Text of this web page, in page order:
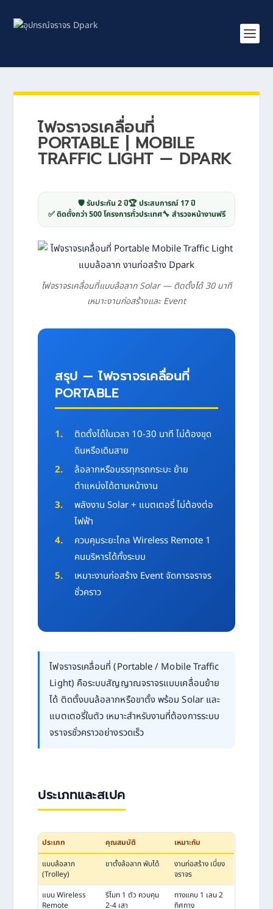
ไฟจราจรเคลื่อนที่
PORTABLE | MOBILE
TRAFFIC LIGHT — DPARK
🛡️ รับประกัน 2 ปี🏆 ประสบการณ์ 17 ปี
✅ ติดตั้งกว่า 500 โครงการทั่วประเทศ🔧 สำรวจหน้างานฟรี
ไฟจราจรเคลื่อนที่แบบล้อลาก Solar — ติดตั้งได้ 30 นาที
เหมาะงานก่อสร้างและ Event
สรุป — ไฟจราจรเคลื่อนที่
PORTABLE
ติดตั้งได้ในเวลา 10-30 นาที ไม่ต้องขุด
ดินหรือเดินสาย
ล้อลากหรือบรรทุกรถกระบะ ย้าย
ตำแหน่งได้ตามหน้างาน
พลังงาน Solar + แบตเตอรี่ ไม่ต้องต่อ
ไฟฟ้า
ควบคุมระยะไกล Wireless Remote 1
คนบริหารได้ทั้งระบบ
เหมาะงานก่อสร้าง Event จัดการจราจร
ชั่วคราว
ไฟจราจรเคลื่อนที่ (Portable / Mobile Traffic
Light) คือระบบสัญญาณจราจรแบบเคลื่อนย้าย
ได้ ติดตั้งบนล้อลากหรือขาตั้ง พร้อม Solar และ
แบตเตอรี่ในตัว เหมาะสำหรับงานที่ต้องการระบบ
จราจรชั่วคราวอย่างรวดเร็ว
ประเภทและสเปค
ประเภท คุณสมบัติ
เหมาะกับ
แบบล้อลาก
(Trolley)
ขาตั้งล้อลาก พับได้
งานก่อสร้าง เบี่ยง
จราจร
แบบ Wireless
Remote
รีโมท 1 ตัว ควบคุม
2-4 เสา
ทางแคบ 1 เลน 2
ทิศทาง